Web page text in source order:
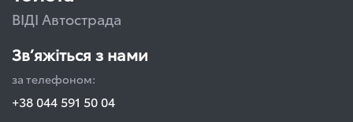
ВІДІ Автострада
Зв’яжіться з нами
за телефоном:
+38 044 591 50 04